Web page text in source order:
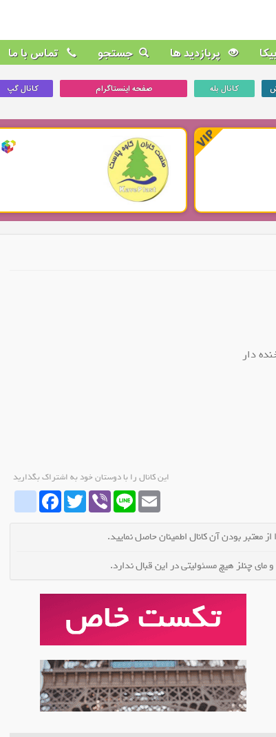
پربازدید ها جستجو تماس با ما
کانال بله صفحه اینستاگرام کانال گپ
دار
این کانال را با دوستان خود به اشتراک بگذارید
whatrubikaFacebookTwitter Viber Line Email
معتبر بودن آن کانال اطمینان حاصل نمایید.
چنلز هیچ مسئولیتی در این قبال ندارد.